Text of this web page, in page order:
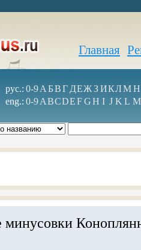
Главная
рус.: 0-9А БВГ ДЕЖ З ИКЛМН
eng.: 0-9ABCDEFGH I J K L M
минусовки